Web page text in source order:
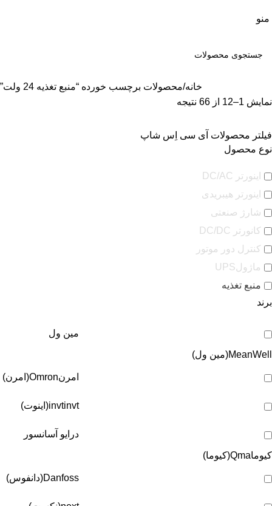
منو
خانه محصولات برچسب خورده “منبع تغذیه 24 ولت”
نمایش 1–12 از 66 نتیجه
فیلتر محصولات آی سی اِس شاپ
نوع محصول
اینورتر DC/AC
اینورتر هیبریدی
شارژ صنعتی
کانورتر DC/DC
کنترل دور موتور
ماژولUPS
منبع تغذیه
برند
مین ول
MeanWell(مین ول)
امرنOmron(امرن)
invtinvt(اینوت)
درایو آسانسور
کیوماQma(کیوما)
Danfoss(دانفوس)